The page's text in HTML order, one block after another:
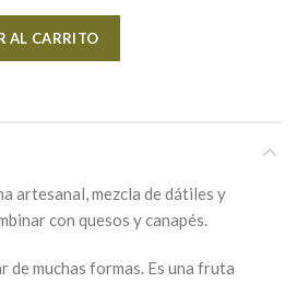
AL CARRITO
artesanal, mezcla de dátiles y
con quesos y canapés.
de muchas formas. Es una fruta